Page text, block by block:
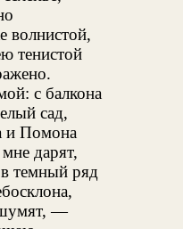
волнистой,
тенистой
с балкона
сад,
и Помона
дарят,
темный ряд
—